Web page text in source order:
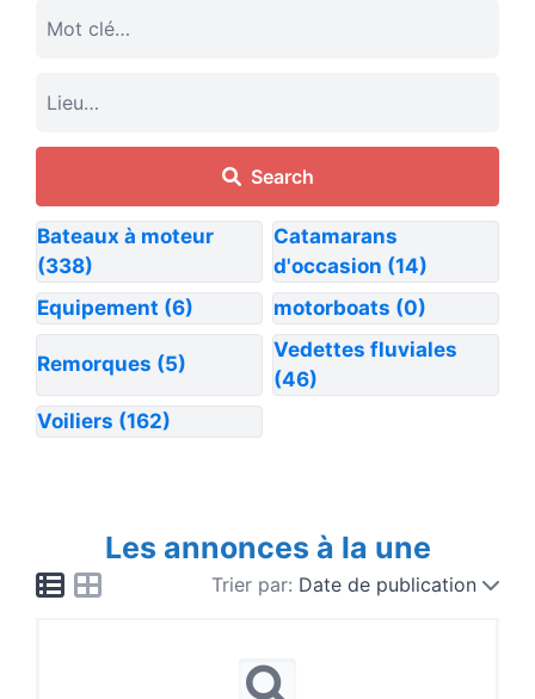
Search
Bateaux à moteur
(338)
Catamarans
d'occasion (14)
Equipement (6) motorboats (0)
Remorques (5)
Vedettes fluviales
(46)
Voiliers (162)
Les annonces à la une
Trier par: Date de publication